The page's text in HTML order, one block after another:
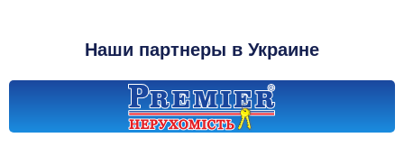
Наши партнеры в Украине